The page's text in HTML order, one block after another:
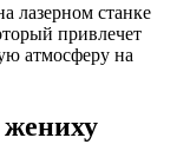
лазерном станке
привлечет
атмосферу на